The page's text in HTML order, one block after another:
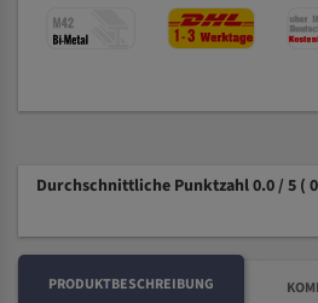
Durchschnittliche Punktzahl 0.0 / 5 (
PRODUKTBESCHREIBUNG